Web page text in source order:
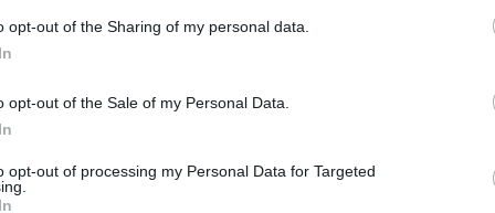
opt-out of the Sharing of my personal data.
opt-out of the Sale of my Personal Data.
opt-out of processing my Personal Data for Targeted
-13 2.0tdi DSG
bråkar
inlägget avThe-GOAT för 2 timmar
iGenerell felsökning
Senaste
Huggern goes big
Senaste inlägget av